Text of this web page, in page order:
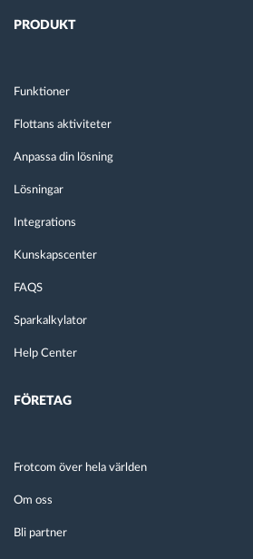
PRODUKT
Funktioner
Flottans aktiviteter
Anpassa din lösning
Lösningar
Integrations
Kunskapscenter
FAQS
Sparkalkylator
Help Center
FÖRETAG
Frotcom över hela världen
Om oss
Bli partner